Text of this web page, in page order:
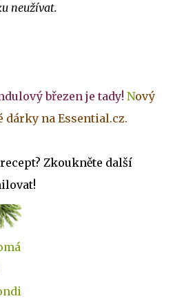
neužívat.
březen je tady! Nový
dárky na Essential.cz.
Zkoukněte další